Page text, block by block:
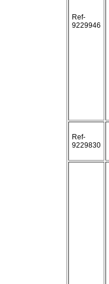
Ref-
9229946
Ref-
9229830